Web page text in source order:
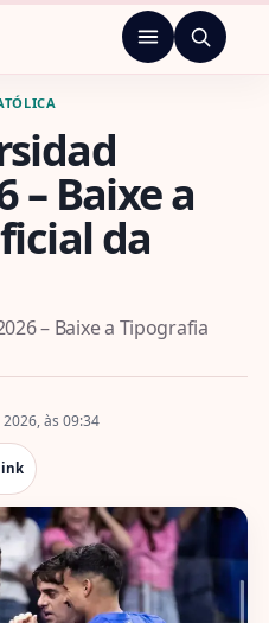
de Time
Menu
– Baixe a
da
– Baixe a Tipografia
às 09:34